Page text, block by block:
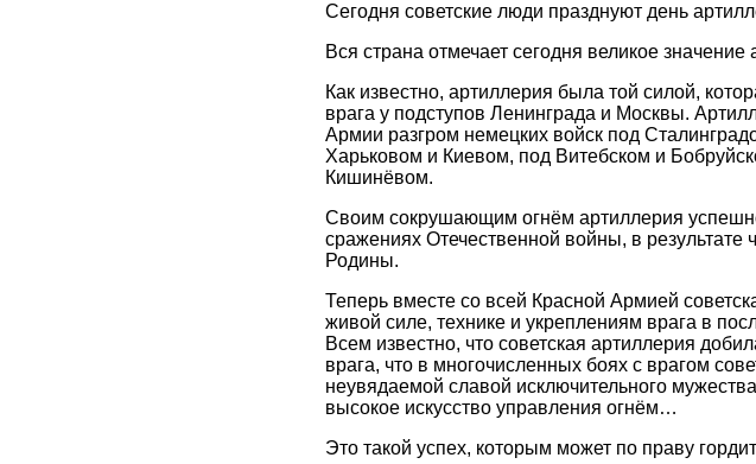
Сегодня советские люди празднуют день
Вся страна отмечает сегодня великое
Как известно, артиллерия была той силой,
врага у подступов Ленинграда и Москвы.
Армии разгром немецких войск под
Харьковом и Киевом, под Витебском и
Кишинёвом.
Своим сокрушающим огнём артиллерия
сражениях Отечественной войны, в результате
Родины.
Теперь вместе со всей Красной Армией
живой силе, технике и укреплениям врага в
Всем известно, что советская артиллерия
врага, что в многочисленных боях с врагом
неувядаемой славой исключительного
высокое искусство управления огнём…
Это такой успех, которым может по праву